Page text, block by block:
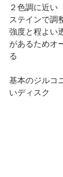
２色調に近い
ステインで調
強度と程よい
があるためオ
る
基本のジルコ
いディスク